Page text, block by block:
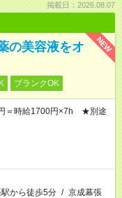
掲載日：2026.08.07
NEW
の美容液をオ
ブランクOK
＝時給1700円×7h ★別途
から徒歩5分 / 京成幕張